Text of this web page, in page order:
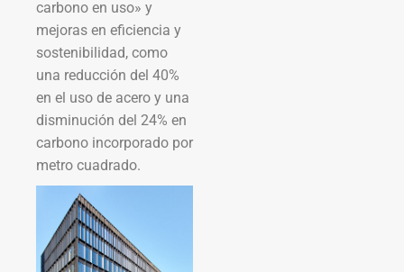
carbono en uso» y
mejoras en eficiencia y
sostenibilidad, como
una reducción del 40%
en el uso de acero y una
disminución del 24% en
carbono incorporado por
metro cuadrado.